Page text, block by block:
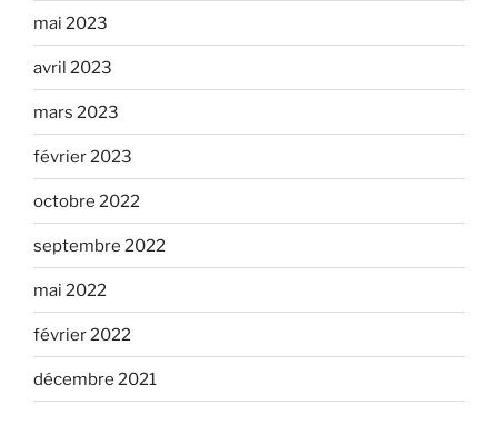
mai 2023
avril 2023
mars 2023
février 2023
octobre 2022
septembre 2022
mai 2022
février 2022
décembre 2021